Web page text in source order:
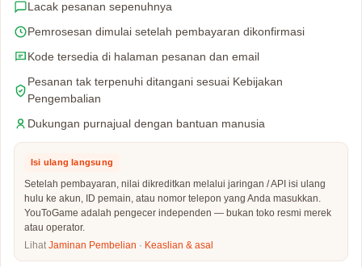
Lacak pesanan sepenuhnya
Pemrosesan dimulai setelah pembayaran dikonfirmasi
Kode tersedia di halaman pesanan dan email
Pesanan tak terpenuhi ditangani sesuai Kebijakan
Pengembalian
Dukungan purnajual dengan bantuan manusia
Isi ulang langsung
Setelah pembayaran, nilai dikreditkan melalui jaringan / API isi ulang
hulu ke akun, ID pemain, atau nomor telepon yang Anda masukkan.
YouToGame adalah pengecer independen — bukan toko resmi merek
atau operator.
Lihat Jaminan Pembelian · Keaslian & asal